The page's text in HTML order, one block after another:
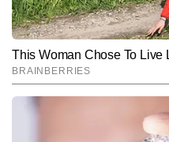
Hindi NewsCities